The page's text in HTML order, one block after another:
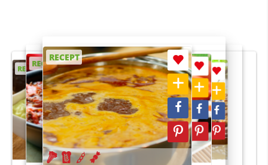
RECEPT
RECEPT
RECEPT
RECEPT
RECEPT